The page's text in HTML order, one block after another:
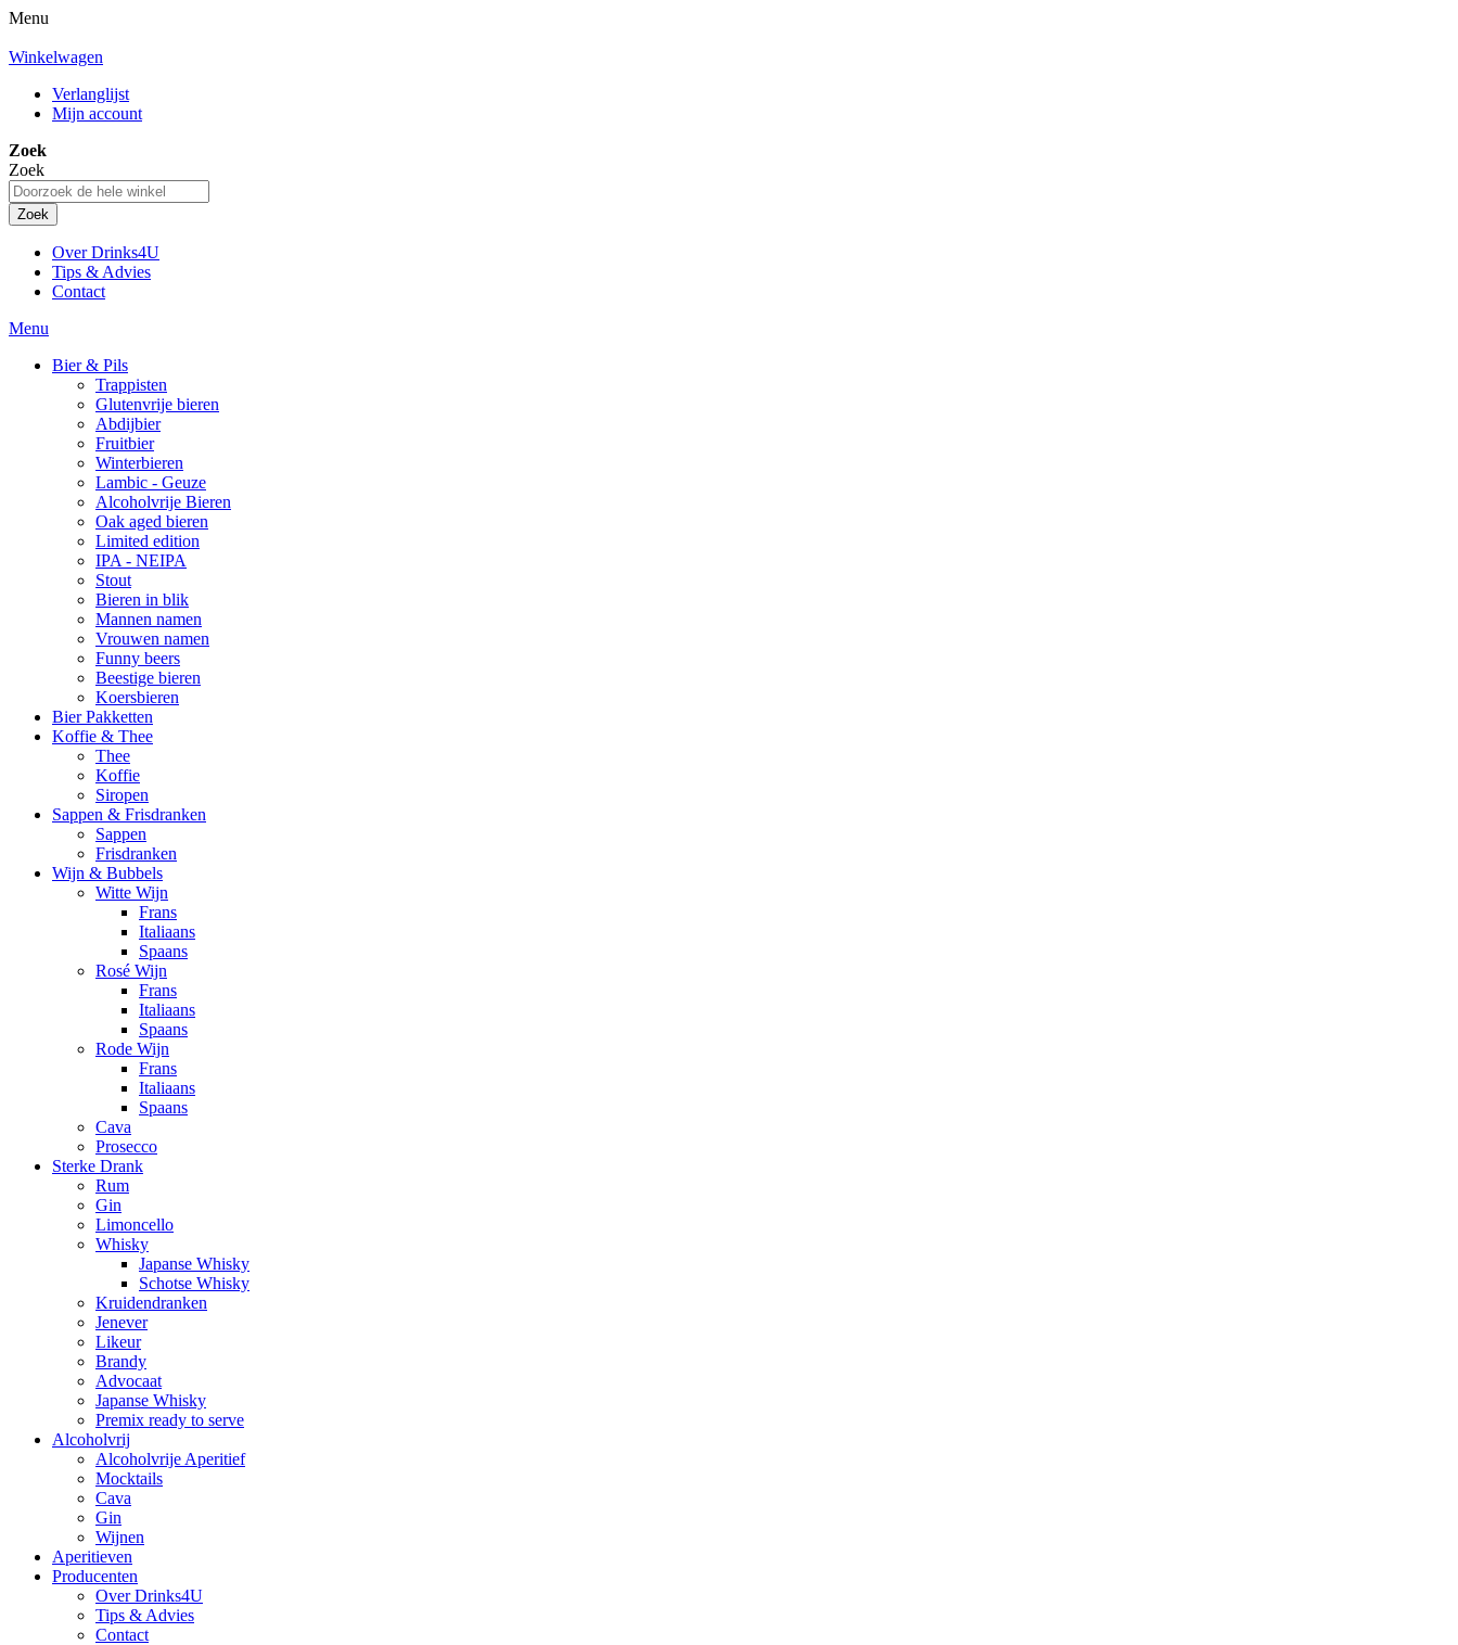
Menu
Winkelwagen
Verlanglijst
Mijn account
Zoek
Zoek
Zoek
Over Drinks4U
Tips & Advies
Contact
Menu
Bier & Pils
Trappisten
Glutenvrije bieren
Abdijbier
Fruitbier
Winterbieren
Lambic - Geuze
Alcoholvrije Bieren
Oak aged bieren
Limited edition
IPA - NEIPA
Stout
Bieren in blik
Mannen namen
Vrouwen namen
Funny beers
Beestige bieren
Koersbieren
Bier Pakketten
Koffie & Thee
Thee
Koffie
Siropen
Sappen & Frisdranken
Sappen
Frisdranken
Wijn & Bubbels
Witte Wijn
Frans
Italiaans
Spaans
Rosé Wijn
Frans
Italiaans
Spaans
Rode Wijn
Frans
Italiaans
Spaans
Cava
Prosecco
Sterke Drank
Rum
Gin
Limoncello
Whisky
Japanse Whisky
Schotse Whisky
Kruidendranken
Jenever
Likeur
Brandy
Advocaat
Japanse Whisky
Premix ready to serve
Alcoholvrij
Alcoholvrije Aperitief
Mocktails
Cava
Gin
Wijnen
Aperitieven
Producenten
Over Drinks4U
Tips & Advies
Contact